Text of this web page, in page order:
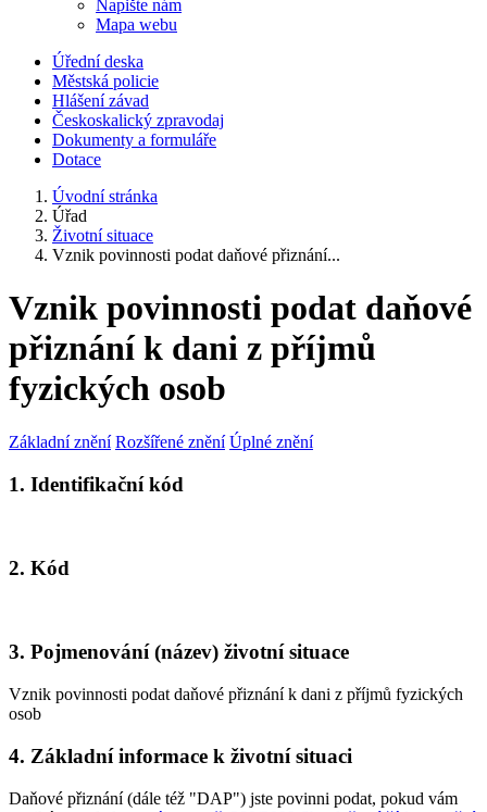
Napište nám
Mapa webu
Úřední deska
Městská policie
Hlášení závad
Českoskalický zpravodaj
Dokumenty a formuláře
Dotace
Úvodní stránka
Úřad
Životní situace
Vznik povinnosti podat daňové přiznání...
Vznik povinnosti podat daňové
přiznání k dani z příjmů
fyzických osob
Základní znění Rozšířené znění Úplné znění
1. Identifikační kód
2. Kód
3. Pojmenování (název) životní situace
Vznik povinnosti podat daňové přiznání k dani z příjmů fyzických
osob
4. Základní informace k životní situaci
Daňové přiznání (dále též "DAP") jste povinni podat, pokud vám